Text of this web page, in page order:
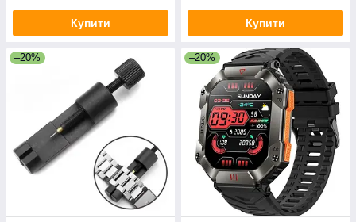
Купити Купити
–20% –20%